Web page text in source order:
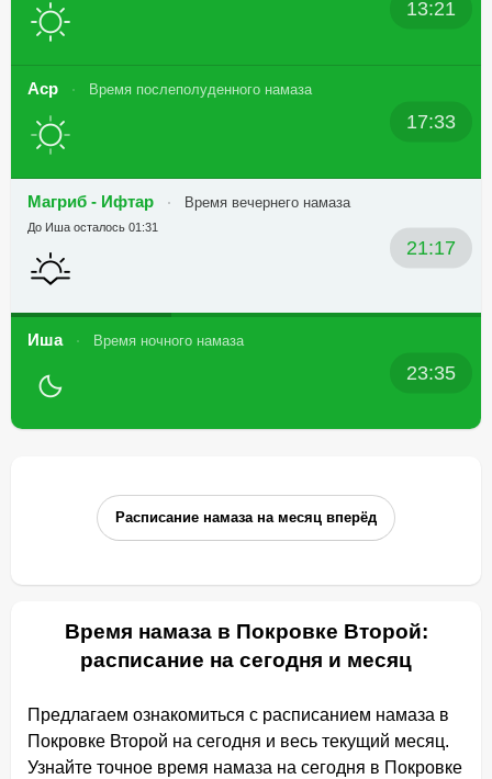
13:21
Аср Время послеполуденного намаза
17:33
Магриб - Ифтар Время вечернего намаза
21:17
До Иша осталось 01:31
Иша Время ночного намаза
23:35
Расписание намаза на месяц вперёд
Время намаза в Покровке Второй:
расписание на сегодня и месяц
Предлагаем ознакомиться с расписанием намаза в
Покровке Второй на сегодня и весь текущий месяц.
Узнайте точное время намаза на сегодня в Покровке